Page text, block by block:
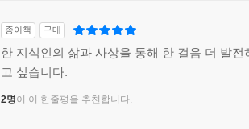
종이책 구매
한 지식인의 삶과 사상을 통해 한 걸음 더 발전
고 싶습니다.
2명이 이 한줄평을 추천합니다.